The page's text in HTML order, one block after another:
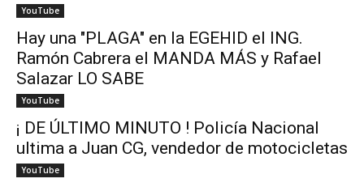
YouTube
Hay una "PLAGA" en la EGEHID el ING.
Ramón Cabrera el MANDA MÁS y Rafael
Salazar LO SABE
YouTube
¡ DE ÚLTIMO MINUTO ! Policía Nacional
ultima a Juan CG, vendedor de motocicletas
YouTube